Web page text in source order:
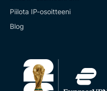
Piilota IP-osoitteeni
Blog